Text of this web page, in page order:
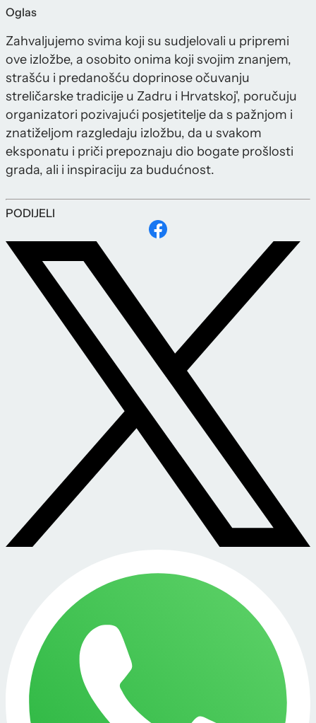
Oglas
Zahvaljujemo svima koji su sudjelovali u pripremi
ove izložbe, a osobito onima koji svojim znanjem,
strašću i predanošću doprinose očuvanju
streličarske tradicije u Zadru i Hrvatskoj', poručuju
organizatori pozivajući posjetitelje da s pažnjom i
znatiželjom razgledaju izložbu, da u svakom
eksponatu i priči prepoznaju dio bogate prošlosti
grada, ali i inspiraciju za budućnost.
PODIJELI